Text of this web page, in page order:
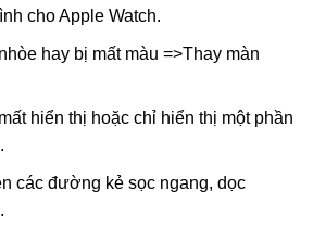
cho Apple Watch.
hay bị mất màu =>Thay màn
hiển thị hoặc chỉ hiển thị một phần
các đường kẻ sọc ngang, dọc